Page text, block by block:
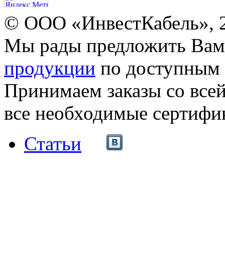
© ООО «ИнвестКабель»,
Мы рады предложить
продукции по доступным
Принимаем заказы со
все необходимые
Статьи